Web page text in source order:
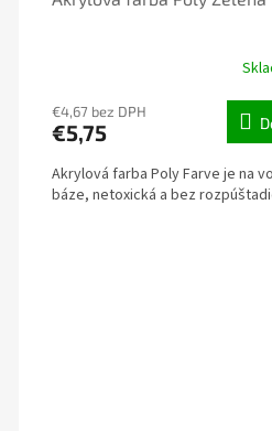
€4,67 bez DPH
€5,75
Akrylová farba Poly Farve je na
báze, netoxická a bez